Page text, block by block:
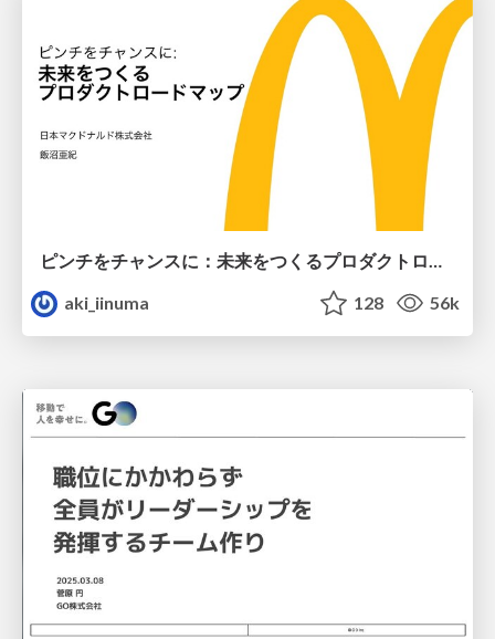
ピンチをチャンスに：未来をつくるプロダクトロードマップ #pmconf2020
aki_iinuma
128 56k